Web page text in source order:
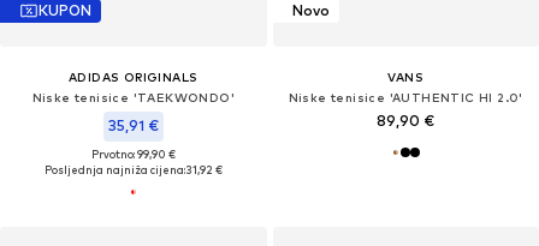
KUPON
ADIDAS ORIGINALS
Niske tenisice 'TAEKWONDO'
35,91 €
Prvotno: 99,90 €
Posljednja najniža cijena:31,92 €
Novo
VANS
Niske tenisice 'AUTHENTIC HI 2.0'
89,90 €